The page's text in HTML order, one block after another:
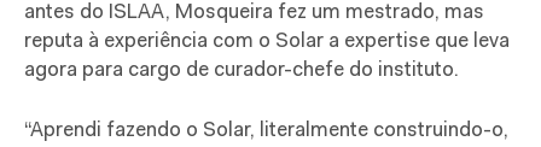
antes do ISLAA, Mosqueira fez um mestrado, mas
reputa à experiência com o Solar a expertise que leva
agora para cargo de curador-chefe do instituto.
“Aprendi fazendo o Solar, literalmente construindo-o,